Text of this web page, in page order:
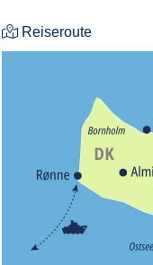
Reiseroute